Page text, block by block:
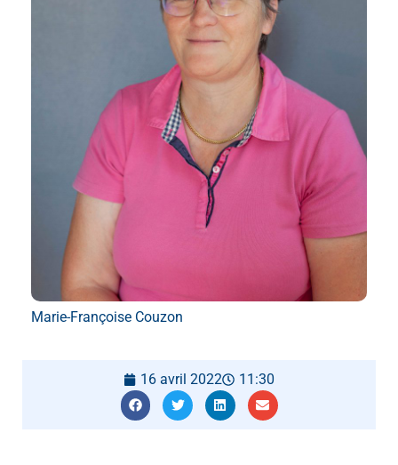
Marie-Françoise Couzon
16 avril 2022 11:30